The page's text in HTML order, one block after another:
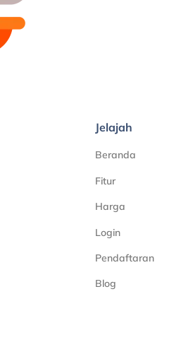
Jelajah
Beranda
Fitur
Harga
Login
Pendaftaran
Blog